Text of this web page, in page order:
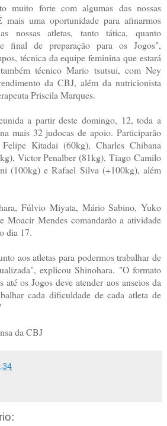
muito forte com algumas das nossas
mais uma oportunidade para afinarmos
nossas atletas, tanto tática, quanto
final de preparação para os Jogos",
técnica da equipe feminina que estará
técnico Mario tsutsui, com Ney
da CBJ, além da nutricionista
Priscila Marques.
a partir deste domingo, 12, toda a
mais 32 judocas de apoio. Participarão
Kitadai (60kg), Charles Chibana
Victor Penalber (81kg), Tiago Camilo
(100kg) e Rafael Silva (+100kg), além
Fúlvio Miyata, Mário Sabino, Yuko
Moacir Mendes comandarão a atividade
dia 17.
aos atletas para podermos trabalhar de
explicou Shinohara. "O formato
os Jogos deve atender aos anseios da
cada dificuldade de cada atleta de
da CBJ